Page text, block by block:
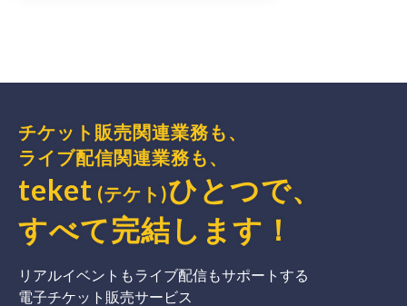
チケット販売関連業務も、
ライブ配信関連業務も、
teket (テケト)ひとつで、
すべて完結 します ！
リアルイベントもライブ配信もサポートする
電子チケット販売サービス